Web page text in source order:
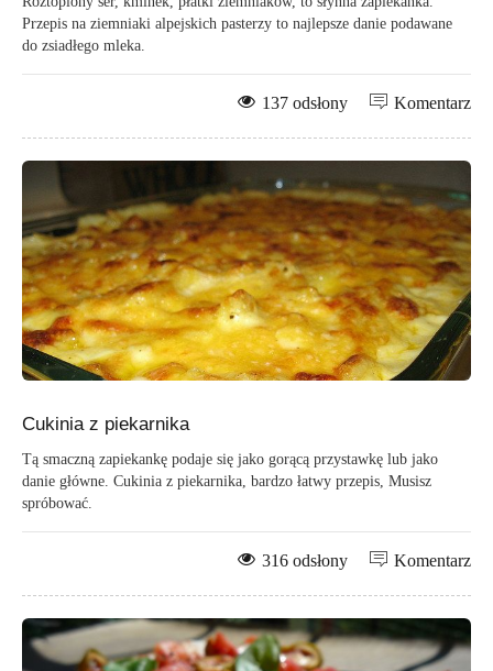
Przepis na ziemniaki alpejskich pasterzy to najlepsze danie podawane
do zsiadłego mleka.
Komentarz
137 odsłony
Cukinia z piekarnika
Tą smaczną zapiekankę podaje się jako gorącą przystawkę lub jako
danie główne. Cukinia z piekarnika, bardzo łatwy przepis, Musisz
spróbować.
Komentarz
316 odsłony